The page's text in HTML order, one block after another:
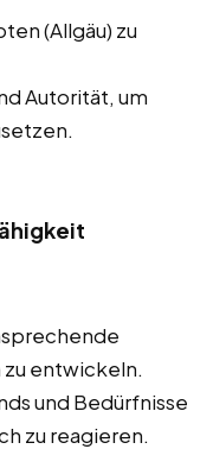
(Allgäu) zu
Autorität, um
entwickeln.
und Bedürfnisse
zu reagieren.